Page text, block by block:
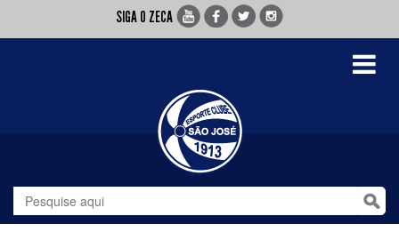
SIGA O ZECA
Toggle